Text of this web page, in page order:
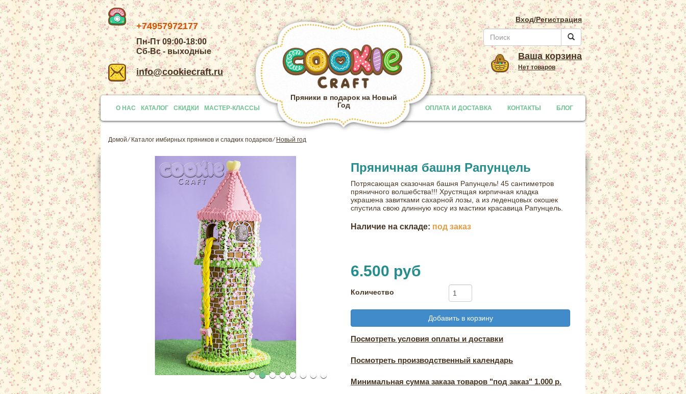
+74957972177
Пн-Пт 09:00-18:00
Сб-Вс - выходные
info@cookiecraft.ru
Вход/Регистрация
Ваша корзина
Нет товаров
Пряники в подарок на Новый
Год
О НАС КАТАЛОГ СКИДКИ МАСТЕР-КЛАССЫ ОПЛАТА И ДОСТАВКА КОНТАКТЫ БЛОГ
Provided by
Домой⁄ Каталог имбирных пряников и сладких подарков⁄ Новый год
Пряничная башня Рапунцель
Потрясающая сказочная башня Рапунцель! 45 сантиметров
пряничного волшебства!!! Хрустящая кирпичная кладка
украшена завитками сахарной лозы, а из леденцовых окошек
спустила свою длинную косу из мастики красавица Рапунцель.
Наличие на складе: под заказ
6.500 руб
Количество
Добавить в корзину
Посмотреть условия оплаты и доставки
Посмотреть производственный календарь
Минимальная сумма заказа товаров "под заказ" 1.000 р.